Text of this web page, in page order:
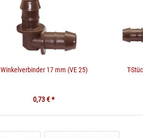
Winkelverbinder 17 mm (VE 25)
0,73 € *
T-